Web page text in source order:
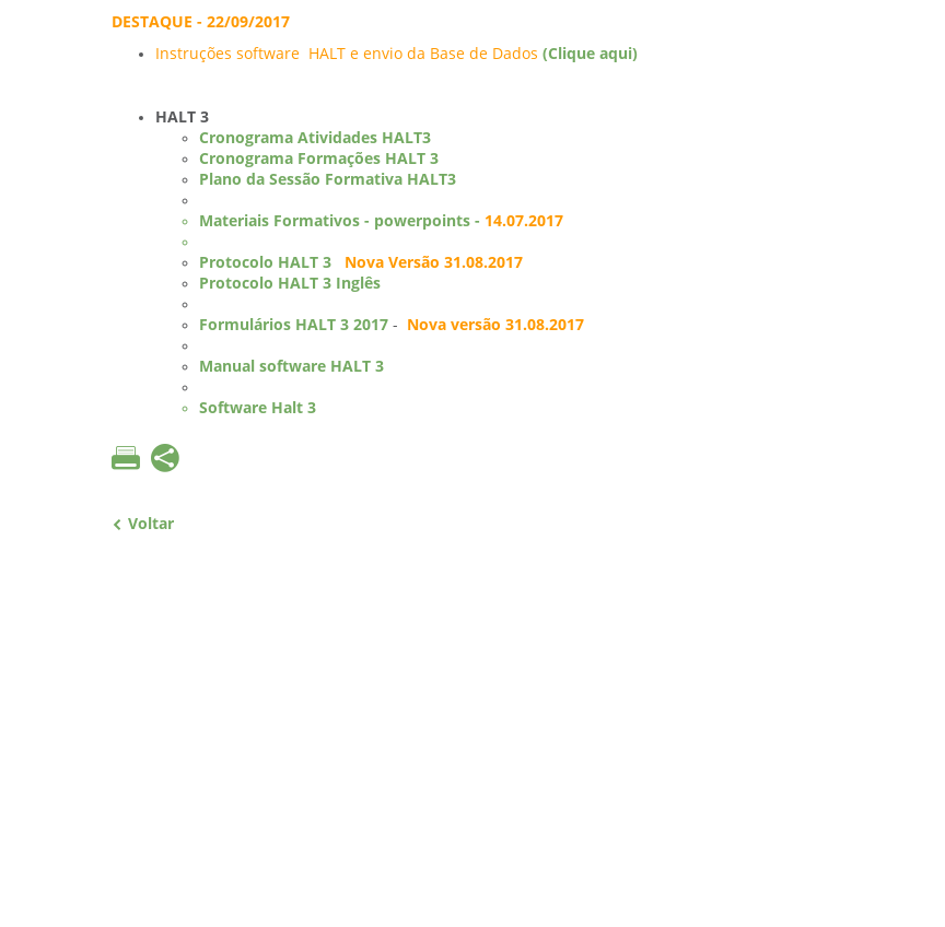
DESTAQUE - 22/09/2017
Instruções software HALT e envio da Base de Dados (Clique aqui)
HALT 3
Cronograma Atividades HALT3
Cronograma Formações HALT 3
Plano da Sessão Formativa HALT3
Materiais Formativos - powerpoints - 14.07.2017
Protocolo HALT 3
Nova Versão 31.08.2017
Protocolo HALT 3 Inglês
Formulários HALT 3 2017 - Nova versão 31.08.2017
Manual software HALT 3
Software Halt 3
Voltar